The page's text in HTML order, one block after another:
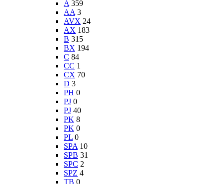
A 359
AA 3
AVX 24
AX 183
B 315
BX 194
C 84
CC 1
CX 70
D 3
PH 0
PJ 0
PJ 40
PK 8
PK 0
PL 0
SPA 10
SPB 31
SPC 2
SPZ 4
TB 0